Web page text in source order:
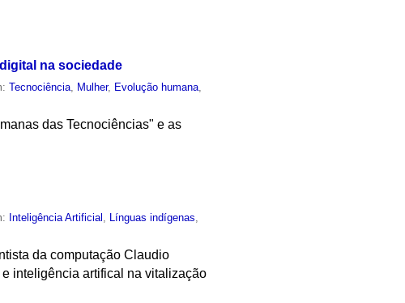
na sociedade
Tecnociência Mulher, Evolução humana
das Tecnociências" e as
Inteligência Artificial , Línguas indígenas,
da computação Claudio
inteligência artifical na vitalização